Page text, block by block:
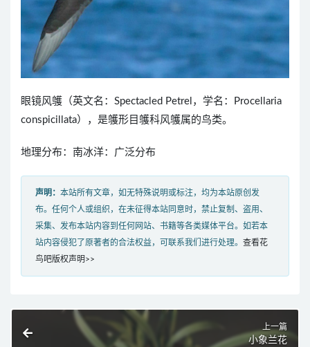
眼镜风鹱（英文名：Spectacled Petrel，学名：Procellaria
conspicillata），是鹱形目鹱科风鹱属的鸟类。
地理分布：南冰洋：广泛分布
声明： 本站所有文章，如无特殊说明或标注，均为本站原创发
布。任何个人或组织，在未征得本站同意时，禁止复制、盗用、
采集、发布本站内容到任何网站、书籍等各类媒体平台。如若本
站内容侵犯了原著者的合法权益，可联系我们进行处理。 查看花
鸟吧版权声明>>
上一篇
小象兰花